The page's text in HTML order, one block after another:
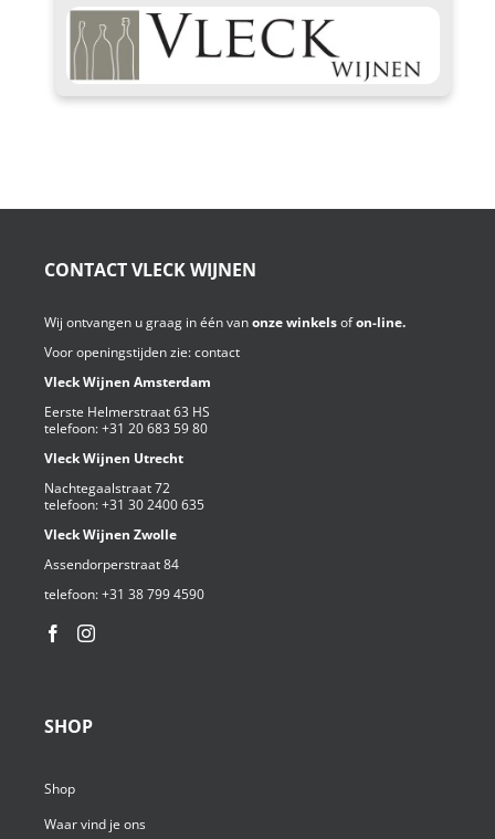
CONTACT VLECK WIJNEN
Wij ontvangen u graag in één vanonze winkelsofon-line.
Voor openingstijden zie:contact
Vleck Wijnen Amsterdam
Eerste Helmerstraat 63 HS
telefoon:+31 20 683 59 80
Vleck Wijnen Utrecht
Nachtegaalstraat 72
telefoon:+31 30 2400 635
Vleck Wijnen Zwolle
Assendorperstraat 84
telefoon:+31 38 799 4590⁩
SHOP
Shop
Waar vind je ons